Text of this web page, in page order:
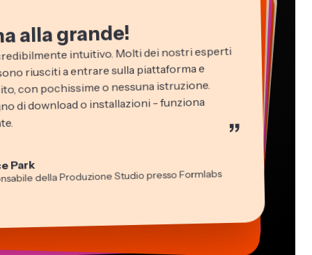
alla grande!
intuitivo. Molti dei nostri esperti
riusciti a entrare sulla piattaforma e
con pochissime o nessuna istruzione.
di download o installazioni - funziona
”
Park
della Produzione Studio presso Formlabs
di AuthentIQMarketing.com
lee Farla
Ball
Rawlings
dei Servizi Informativi
Segovia
professionista virtuale